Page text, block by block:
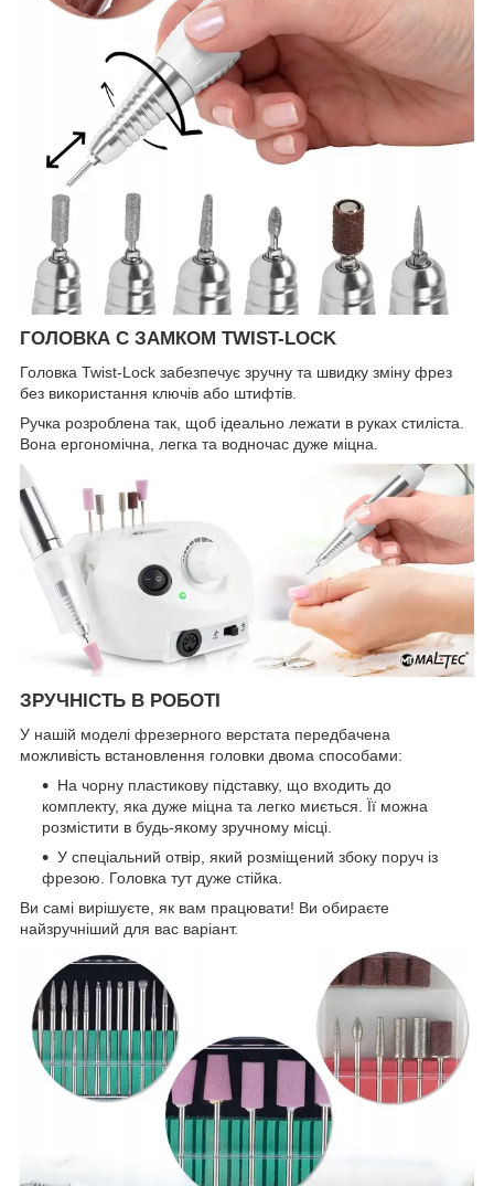
ГОЛОВКА С ЗАМКОМ TWIST-LOCK
Головка Twist-Lock забезпечує зручну та швидку зміну фрез
без використання ключів або штифтів.
Ручка розроблена так, щоб ідеально лежати в руках стиліста.
Вона ергономічна, легка та водночас дуже міцна.
ЗРУЧНІСТЬ В РОБОТІ
У нашій моделі фрезерного верстата передбачена
можливість встановлення головки двома способами:
На чорну пластикову підставку, що входить до
комплекту, яка дуже міцна та легко миється. Її можна
розмістити в будь-якому зручному місці.
У спеціальний отвір, який розміщений збоку поруч із
фрезою. Головка тут дуже стійка.
Ви самі вирішуєте, як вам працювати! Ви обираєте
найзручніший для вас варіант.